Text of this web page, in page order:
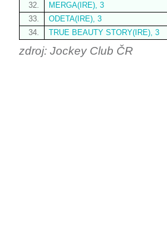
32.
MERGA(IRE), 3
33.
ODETA(IRE), 3
34.
TRUE BEAUTY STORY(IRE), 3
zdroj: Jockey Club ČR